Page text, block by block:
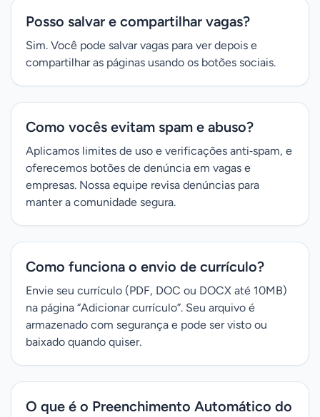
Posso salvar e compartilhar vagas?
Sim. Você pode salvar vagas para ver depois e
compartilhar as páginas usando os botões sociais.
Como vocês evitam spam e abuso?
Aplicamos limites de uso e verificações anti‑spam, e
oferecemos botões de denúncia em vagas e
empresas. Nossa equipe revisa denúncias para
manter a comunidade segura.
Como funciona o envio de currículo?
Envie seu currículo (PDF, DOC ou DOCX até 10MB)
na página “Adicionar currículo”. Seu arquivo é
armazenado com segurança e pode ser visto ou
baixado quando quiser.
O que é o Preenchimento Automático do